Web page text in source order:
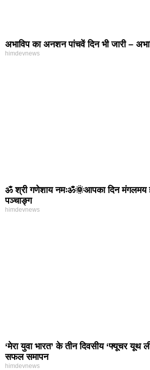
अभाविप का अनशन पांचवें दिन भी जारी –
himdevnews
ॐ श्री गणेशाय नमःॐ🌞आपका दिन मंगलमय
पञ्चाङ्ग
himdevnews
‘मेरा युवा भारत’ के तीन दिवसीय ‘फ्यूचर यूथ
सफल समापन
himdevnews